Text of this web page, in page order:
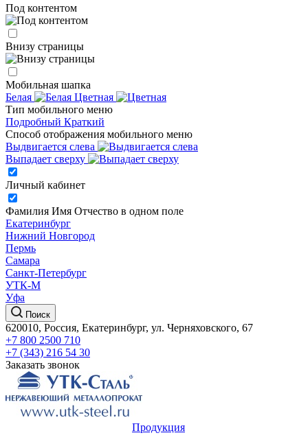
Под контентом
Внизу страницы
Мобильная шапка
Белая
Цветная
Тип мобильного меню
Подробный Краткий
Способ отображения мобильного меню
Выдвигается слева
Выпадает сверху
Личный кабинет
Фамилия Имя Отчество в одном поле
Екатеринбург
Нижний Новгород
Пермь
Самара
Санкт-Петербург
УТК-М
Уфа
Поиск
620010, Россия, Екатеринбург, ул. Черняховского, 67
+7 800 2500 710
+7 (343) 216 54 30
Заказать звонок
Продукция